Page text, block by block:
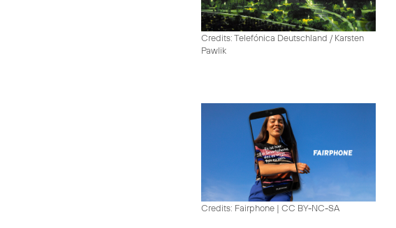
Credits: Telefónica Deutschland / Karsten
Pawlik
Credits: Fairphone | CC BY-NC-SA